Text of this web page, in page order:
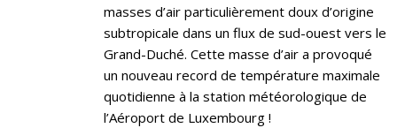
masses d’air particulièrement doux d’origine
subtropicale dans un flux de sud-ouest vers le
Grand-Duché. Cette masse d’air a provoqué
un nouveau record de température maximale
quotidienne à la station météorologique de
l’Aéroport de Luxembourg !